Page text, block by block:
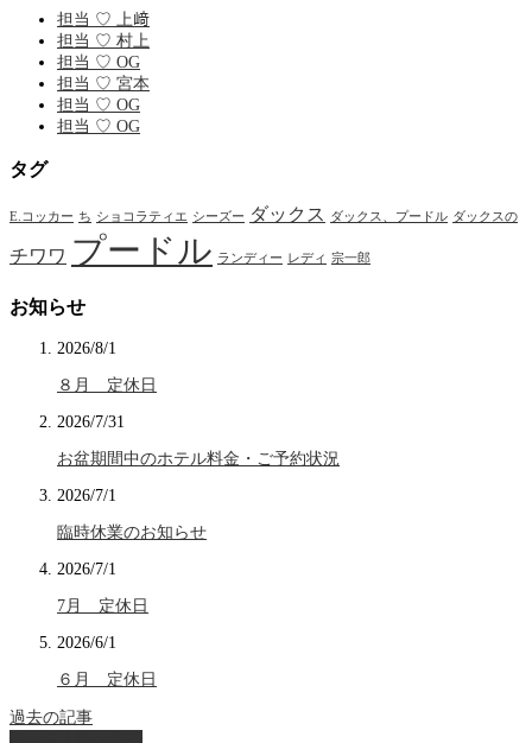
担当 ♡ 上﨑
担当 ♡ 村上
担当 ♡ OG
担当 ♡ 宮本
担当 ♡ OG
担当 ♡ OG
タグ
E.コッカー ち ショコラティエ シーズー ダックス ダックス、プードル ダックスの
チワワ プードル ランディー レディ 宗一郎
お知らせ
2026/8/1
８月 定休日
2026/7/31
お盆期間中のホテル料金・ご予約状況
2026/7/1
臨時休業のお知らせ
2026/7/1
7月 定休日
2026/6/1
６月 定休日
過去の記事